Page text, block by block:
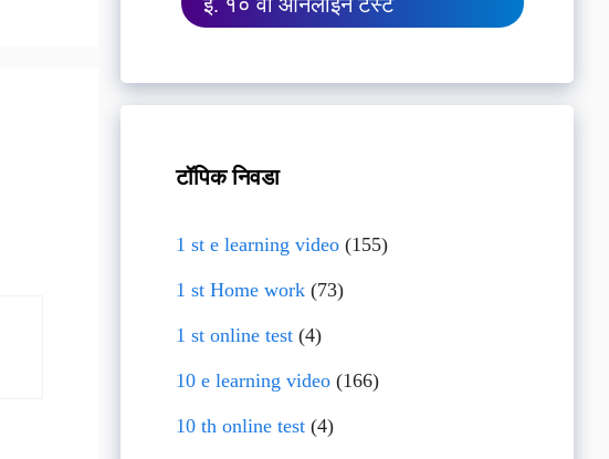
टॉपिक निवडा
1 st e learning video(155)
1 st Home work(73)
1 st online test(4)
10 e learning video(166)
10 th online test(4)